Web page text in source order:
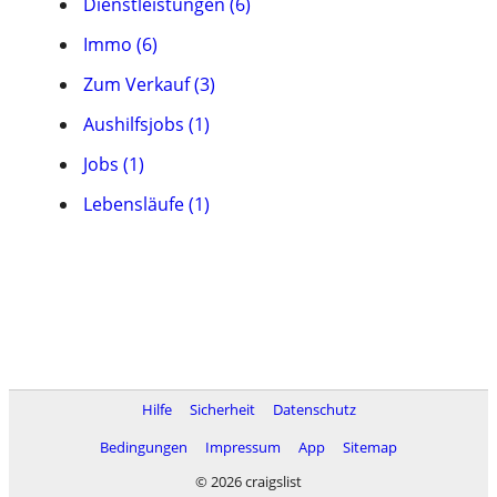
Immo (6)
Zum Verkauf (3)
Aushilfsjobs (1)
Jobs (1)
Lebensläufe (1)
Hilfe Sicherheit
Datenschutz
Bedingungen
Impressum App
Sitemap
© 2026 craigslist